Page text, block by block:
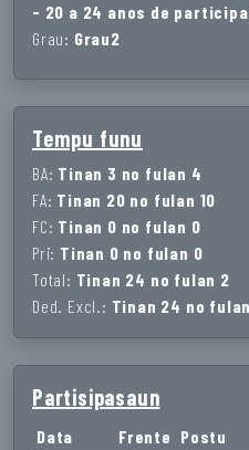
- 20 a 24 anos de
Grau: Grau2
Tempu funu
BA: Tinan 3 no fulan 4
FA: Tinan 20 no fulan 10
FC: Tinan 0 no fulan 0
Pri: Tinan 0 no fulan 0
Total: Tinan 24 no fulan 2
Ded. Excl.: Tinan 24 no
Partisipasaun
Data Frente Postu